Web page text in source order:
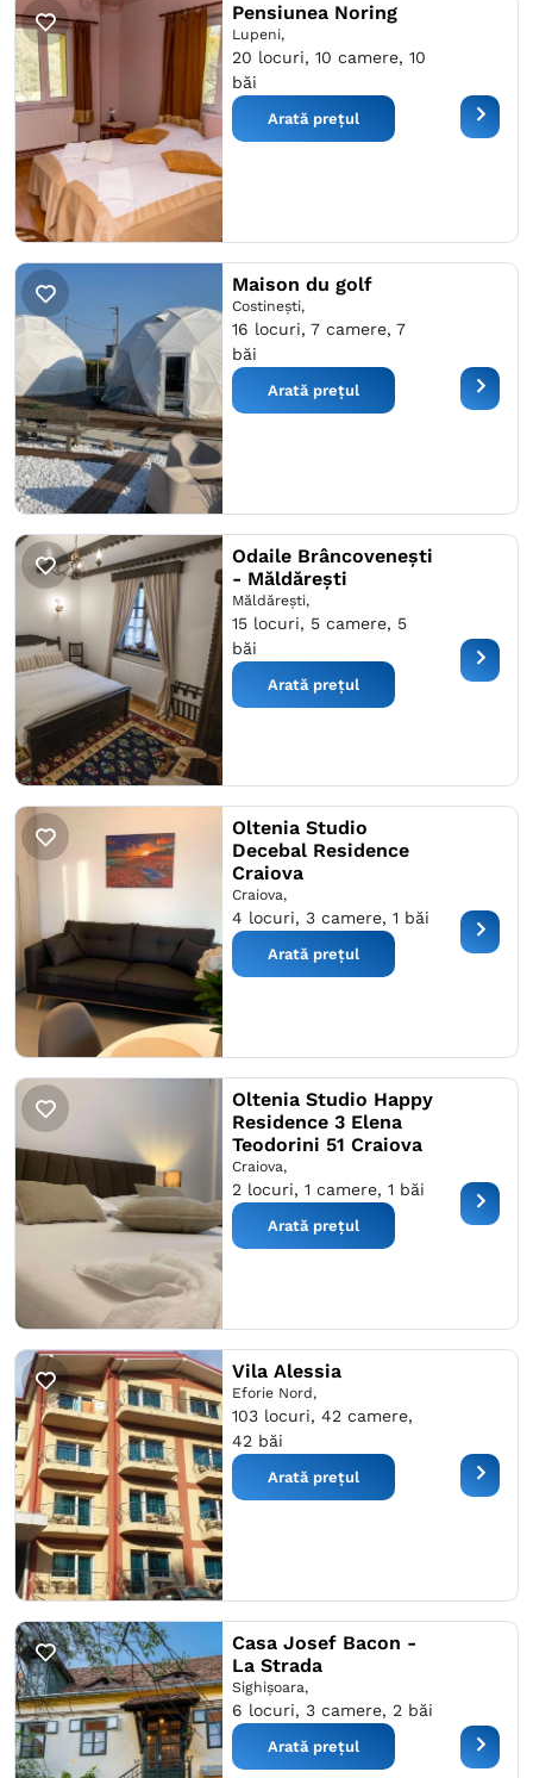
Pensiunea Noring
Lupeni,
20 locuri, 10 camere, 10
băi
Arată prețul
Maison du golf
Costineşti,
16 locuri, 7 camere, 7
băi
Arată prețul
Odaile Brâncovenești
- Măldărești
Măldăreşti,
15 locuri, 5 camere, 5
băi
Arată prețul
Oltenia Studio
Decebal Residence
Craiova
Craiova,
4 locuri, 3 camere, 1 băi
Arată prețul
Oltenia Studio Happy
Residence 3 Elena
Teodorini 51 Craiova
Craiova,
2 locuri, 1 camere, 1 băi
Arată prețul
Vila Alessia
Eforie Nord,
103 locuri, 42 camere,
42 băi
Arată prețul
Casa Josef Bacon -
La Strada
Sighişoara,
6 locuri, 3 camere, 2 băi
Arată prețul